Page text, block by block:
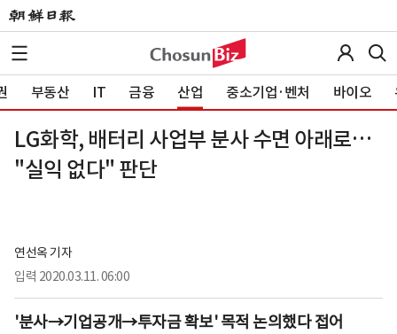
부동산 IT 금융 산업 중소기업·벤처 바이오
LG화학, 배터리 사업부 분사 수면 아래로…
"실익 없다" 판단
연선옥 기자
입력 2020.03.11. 06:00
'분사→기업공개→투자금 확보' 목적 논의했다 접어